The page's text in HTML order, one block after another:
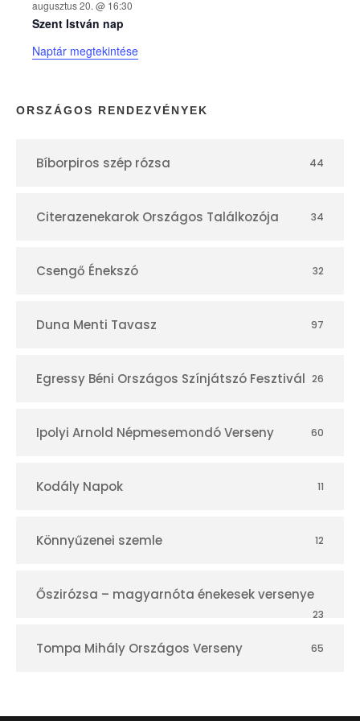
n
a
p
r
augusztus 20. @ 16:30
Szent István nap
Naptár megtekintése
ORSZÁGOS RENDEZVÉNYEK
Bíborpiros szép rózsa 44
Citerazenekarok Országos Találkozója 34
Csengő Énekszó 32
Duna Menti Tavasz 97
Egressy Béni Országos Színjátszó Fesztivál 26
Ipolyi Arnold Népmesemondó Verseny 60
Kodály Napok 11
Könnyűzenei szemle 12
Őszirózsa – magyarnóta énekesek versenye
23
Tompa Mihály Országos Verseny 65